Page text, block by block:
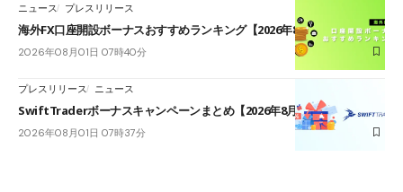
ニュース プレスリリース
海外FX口座開設ボーナスおすすめランキング【2026年8月最新】
2026年08月01日 07時40分
プレスリリース ニュース
SwiftTraderボーナスキャンペーンまとめ【2026年8月最新】
2026年08月01日 07時37分